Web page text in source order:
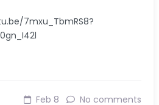
7mxu_TbmRS8?
Feb 8 No comments